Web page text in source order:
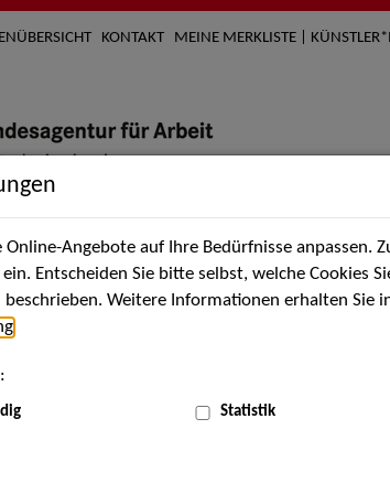
KONTAKT MEINE MERKLISTE |
Künstler*innen Über uns
Angebote auf Ihre Bedürfnisse anpassen.
Entscheiden Sie bitte selbst, welche Cookies
Weitere Informationen erhalten Sie
Statistik